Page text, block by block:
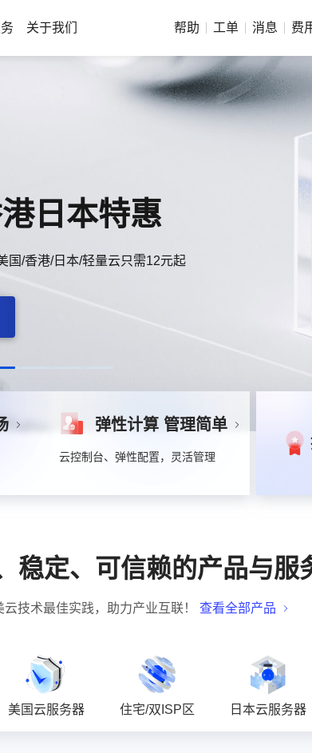
关于我们 帮助 工单 消息 费
云服务器
宽云主机，搭载AMD性能处理器
弹性计算 管理简单
云控制台、弹性配置，灵活管理
稳定、可信赖的产品与服
云技术最佳实践，助力产业互联！ 查看全部产品
美国云服务器 住宅/双ISP区 日本云服务器